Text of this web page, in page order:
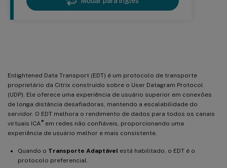
Enlightened Data Transport (EDT) é um protocolo de transporte
proprietário da Citrix construído sobre o User Datagram Protocol
(UDP). Ele oferece uma experiência de usuário superior em conexões
de longa distância desafiadoras, mantendo a escalabilidade do
servidor. O EDT melhora o rendimento de dados para todos os canais
virtuais ICA ®em redes não confiáveis, proporcionando uma
experiência de usuário melhor e mais consistente.
Quando o Transporte Adaptável está habilitado, o EDT é o
protocolo preferencial.